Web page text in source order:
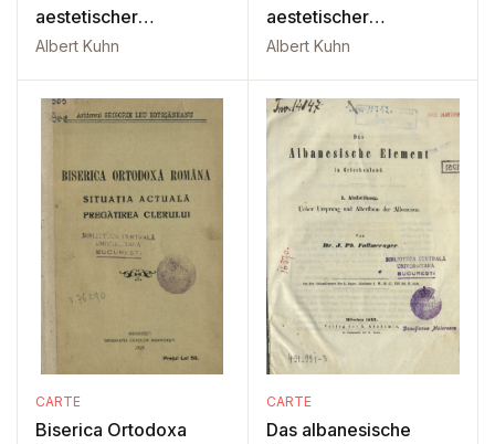
aestetischer
Vorschule: Vol. 3 P1
Albert Kuhn
aestetischer
Vorschule: Vol. 3 P2
Albert Kuhn
CARTE
Biserica Ortodoxa
CARTE
Das albanesische